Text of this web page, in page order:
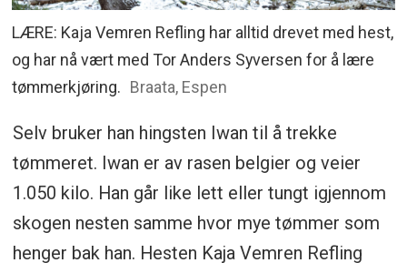
LÆRE: Kaja Vemren Refling har alltid drevet med hest,
og har nå vært med Tor Anders Syversen for å lære
tømmerkjøring. Braata, Espen
Selv bruker han hingsten Iwan til å trekke
tømmeret. Iwan er av rasen belgier og veier
1.050 kilo. Han går like lett eller tungt igjennom
skogen nesten samme hvor mye tømmer som
henger bak han. Hesten Kaja Vemren Refling